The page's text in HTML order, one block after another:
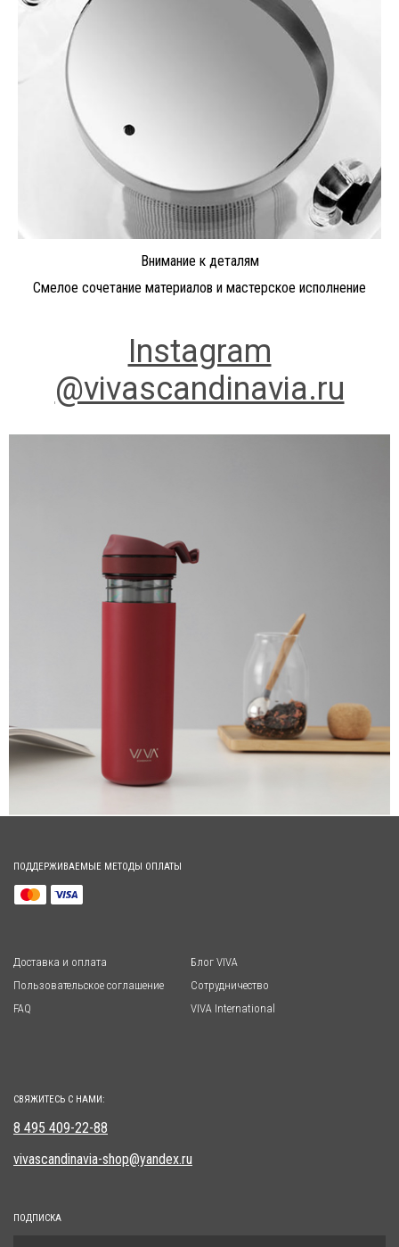
Внимание к деталям
Смелое сочетание материалов и мастерское исполнение
Instagram
@vivascandinavia.ru
ПОДДЕРЖИВАЕМЫЕ МЕТОДЫ ОПЛАТЫ
Доставка и оплата
Пользовательское соглашение
FAQ
Блог VIVA
Сотрудничество
VIVA International
СВЯЖИТЕСЬ С НАМИ:
8 495 409-22-88
vivascandinavia-shop@yandex.ru
ПОДПИСКА